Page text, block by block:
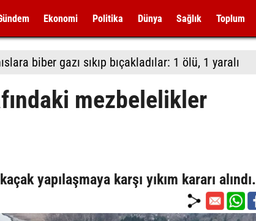
Ekonomi Politika Dünya Sağlık Toplum
biber gazı sıkıp bıçakladılar: 1 ölü, 1 yaralı
mezbelelikler
yapılaşmaya karşı yıkım kararı alındı.